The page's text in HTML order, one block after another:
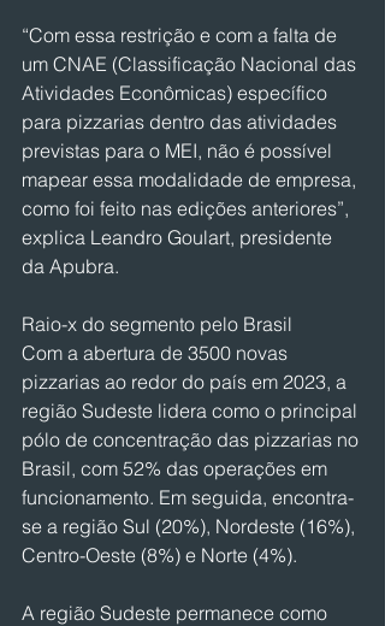
“Com essa restrição e com a falta de
um CNAE (Classificação Nacional das
Atividades Econômicas) específico
para pizzarias dentro das atividades
previstas para o MEI, não é possível
mapear essa modalidade de empresa,
como foi feito nas edições anteriores”,
explica Leandro Goulart, presidente
da Apubra.
Raio-x do segmento pelo Brasil
Com a abertura de 3500 novas
pizzarias ao redor do país em 2023, a
região Sudeste lidera como o principal
pólo de concentração das pizzarias no
Brasil, com 52% das operações em
funcionamento. Em seguida, encontra-
se a região Sul (20%), Nordeste (16%),
Centro-Oeste (8%) e Norte (4%).
A região Sudeste permanece como